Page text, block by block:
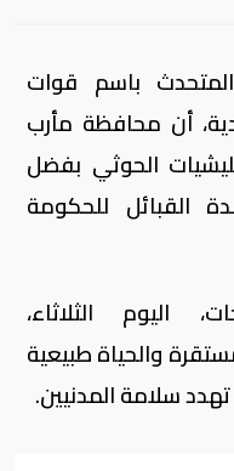
باسم قوات
أن محافظة مأرب
الحوثي بفضل
القبائل للحكومة
اليوم الثلاثاء،
والحياة طبيعية
سلامة المدنيين.